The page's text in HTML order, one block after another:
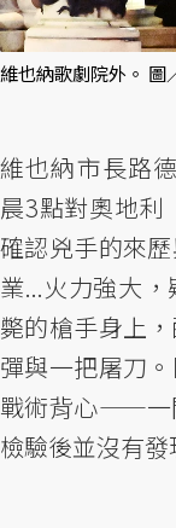
維也納歌劇院外。 圖
維也納市長路
晨3點對奧地利
確認兇手的來
業...火力強大
斃的槍手身上
彈與一把屠刀
戰術背心——一
檢驗後並沒有發